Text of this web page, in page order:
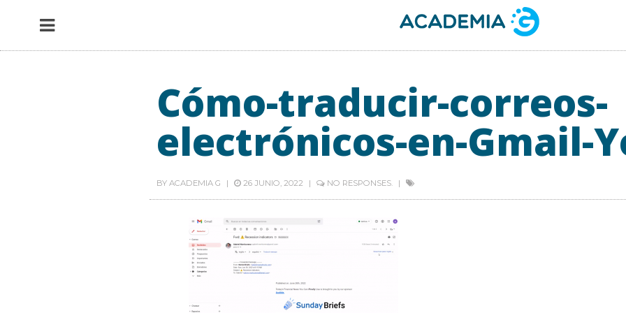
Cómo-traducir-correos-
electrónicos-en-Gmail-
BY ACADEMIA G 26 JUNIO, 2022 NO RESPONSES.